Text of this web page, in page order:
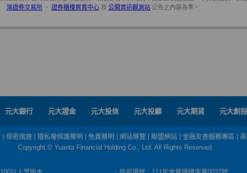
元大銀行 元大證金 元大投信 元大投顧 元大期貨 元大創投
保密措施 隱私權保護聲明 免責聲明 網站導覽 聯盟網站 金融友善服務專區
Copyright © Yuanta Financial Holding Co., Ltd. All Rights Reserved.